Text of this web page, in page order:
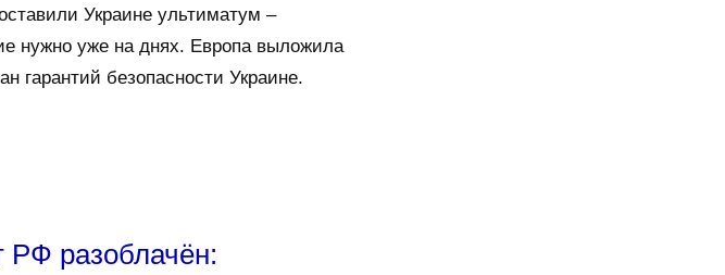
Украине ультиматум –
нужно уже на днях. Европа выложила
гарантий безопасности Украине.
РФ разоблачён: